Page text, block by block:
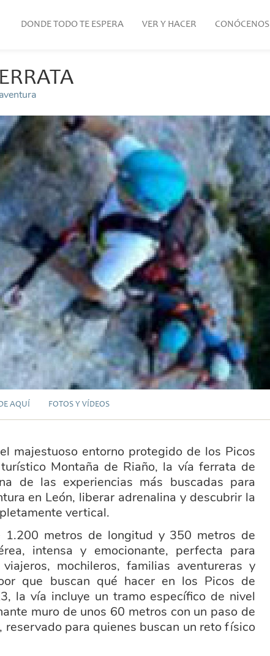
DONDE TODO TE ESPERA VER Y HACER CONÓCENOS
AQUÍ FOTOS Y VÍDEOS
majestuoso entorno protegido de los Picos
Montaña de Riaño, la vía ferrata de
de las experiencias más buscadas para
en León, liberar adrenalina y descubrir la
vertical.
1.200 metros de longitud y 350 metros de
intensa y emocionante, perfecta para
mochileros, familias aventureras y
que buscan qué hacer en los Picos de
la vía incluye un tramo específico de nivel
muro de unos 60 metros con un paso de
para quienes buscan un reto físico